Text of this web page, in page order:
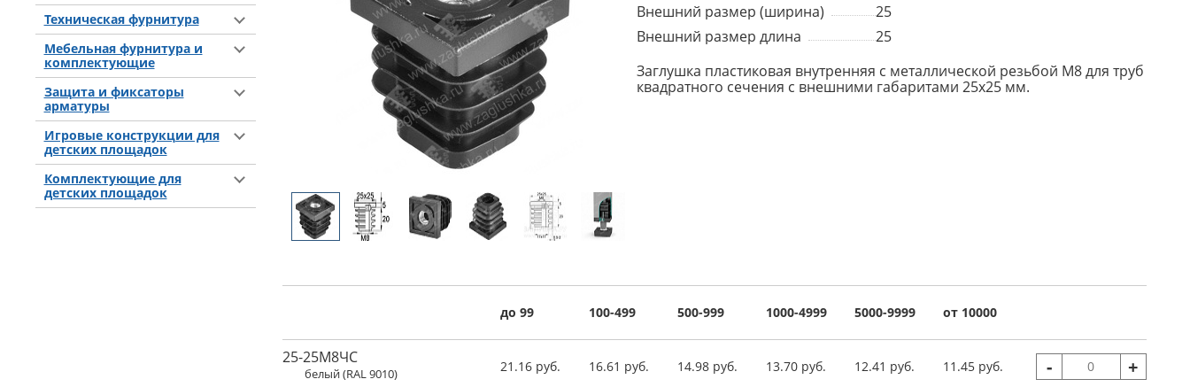
Техническая фурнитура
Мебельная фурнитура и
комплектующие
Защита и фиксаторы
арматуры
Игровые конструкции для
детских площадок
Комплектующие для
детских площадок
Внешний размер (ширина)
25
Внешний размер длина
25
Заглушка пластиковая внутренняя с металлической резьбой М8 для труб
квадратного сечения с внешними габаритами 25х25 мм.
до 99 100-499 500-999 1000-4999 5000-9999 от 10000
25-25М8ЧС
белый (RAL 9010) 21.16 руб. 16.61 руб. 14.98 руб. 13.70 руб. 12.41 руб. 11.45 руб. - +